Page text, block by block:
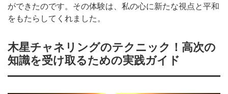
ができたのです。その体験は、私の心に新たな視点と平和
をもたらしてくれました。
木星チャネリングのテクニック！高次の
知識を受け取るための実践ガイド